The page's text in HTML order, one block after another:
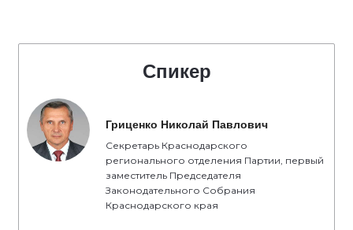
Спикер
Гриценко Николай Павлович
Секретарь Краснодарского
регионального отделения Партии, первый
заместитель Председателя
Законодательного Собрания
Краснодарского края